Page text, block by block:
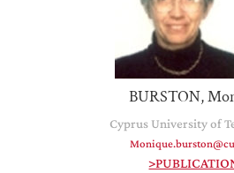
BURSTON,
Cyprus University of